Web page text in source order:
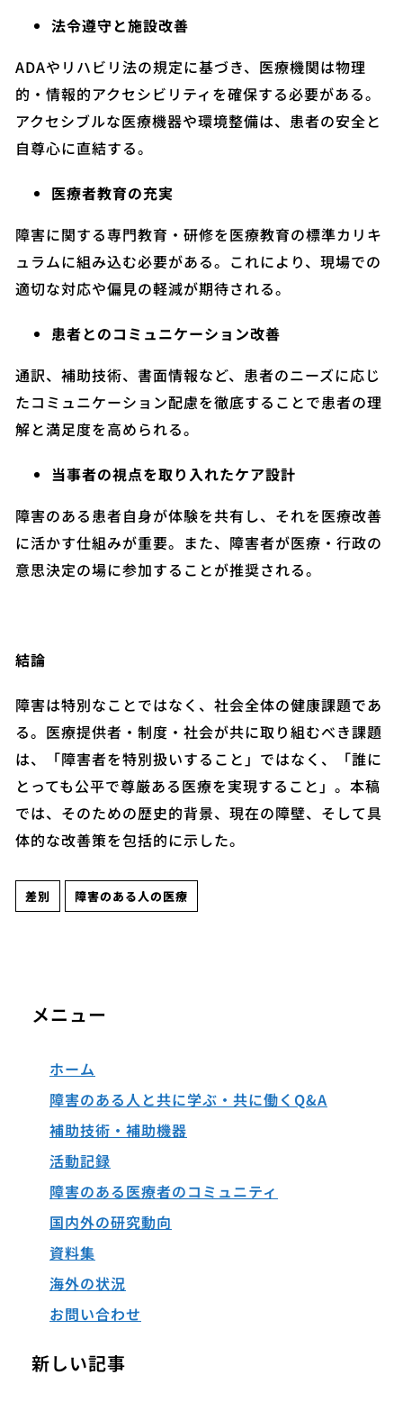
法令遵守と施設改善
ADAやリハビリ法の規定に基づき、医療機関は物理
的・情報的アクセシビリティを確保する必要がある。
アクセシブルな医療機器や環境整備は、患者の安全と
自尊心に直結する。
医療者教育の充実
障害に関する専門教育・研修を医療教育の標準カリキ
ュラムに組み込む必要がある。これにより、現場での
適切な対応や偏見の軽減が期待される。
患者とのコミュニケーション改善
通訳、補助技術、書面情報など、患者のニーズに応じ
たコミュニケーション配慮を徹底することで患者の理
解と満足度を高められる。
当事者の視点を取り入れたケア設計
障害のある患者自身が体験を共有し、それを医療改善
に活かす仕組みが重要。また、障害者が医療・行政の
意思決定の場に参加することが推奨される。
結論
障害は特別なことではなく、社会全体の健康課題であ
る。医療提供者・制度・社会が共に取り組むべき課題
は、「障害者を特別扱いすること」ではなく、「誰に
とっても公平で尊厳ある医療を実現すること」。本稿
では、そのための歴史的背景、現在の障壁、そして具
体的な改善策を包括的に示した。
差別 障害のある人の医療
メニュー
ホーム
障害のある人と共に学ぶ・共に働くQ&A
補助技術・補助機器
活動記録
障害のある医療者のコミュニティ
国内外の研究動向
資料集
海外の状況
お問い合わせ
新しい記事